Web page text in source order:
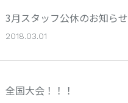
3月スタッフ公休のお知らせ
2018.03.01
全国大会！！！